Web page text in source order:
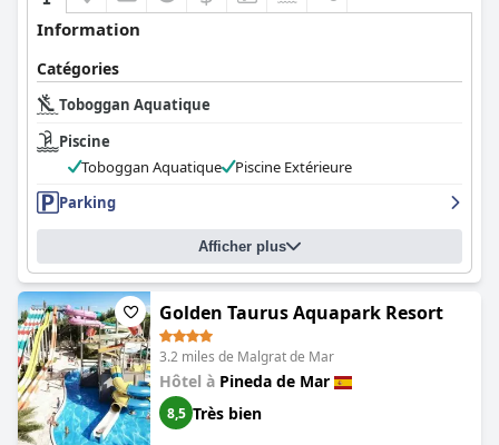
Information
Catégories
Toboggan Aquatique
Piscine
Toboggan Aquatique
Piscine Extérieure
Parking
Afficher plus
Golden Taurus Aquapark Resort
3.2 miles de Malgrat de Mar
Hôtel à Pineda de Mar
8,5 Très bien